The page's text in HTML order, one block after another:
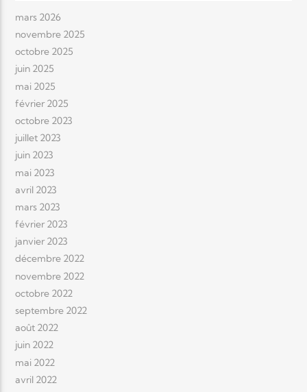
mars 2026
novembre 2025
octobre 2025
juin 2025
mai 2025
février 2025
octobre 2023
juillet 2023
juin 2023
mai 2023
avril 2023
mars 2023
février 2023
janvier 2023
décembre 2022
novembre 2022
octobre 2022
septembre 2022
août 2022
juin 2022
mai 2022
avril 2022